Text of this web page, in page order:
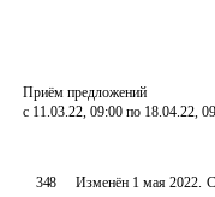
Приём предложений
с 11.03.22, 09:00 по 18.04.22,
348 Изменён 1 мая 2022.